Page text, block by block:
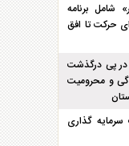
شامل برنامه
حرکت تا افق
در پی درگذشت
و محرومیت
سرمایه گذاری